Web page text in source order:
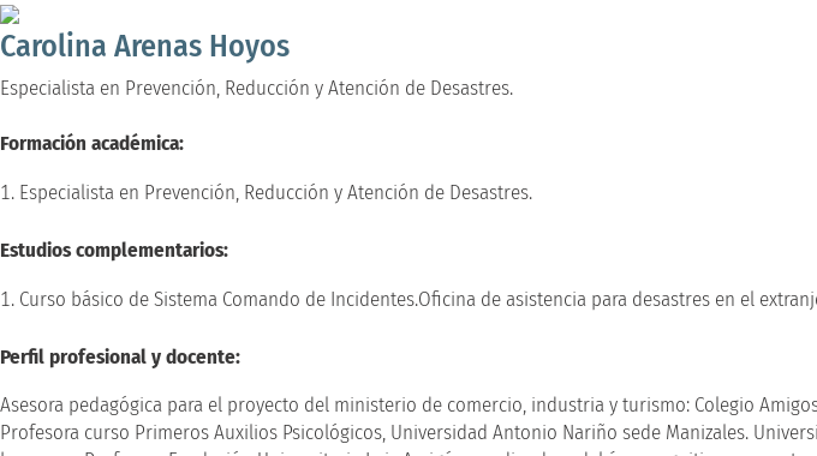
Carolina Arenas Hoyos
Especialista en Prevención, Reducción y Atención de Desastres.
Formación académica:
Especialista en Prevención, Reducción y Atención de Desastres.
Estudios complementarios:
Curso básico de Sistema Comando de Incidentes.Oficina de asistencia para desastres en el
Perfil profesional y docente:
Asesora pedagógica para el proyecto del ministerio de comercio, industria y turismo: Colegio
Profesora curso Primeros Auxilios Psicológicos, Universidad Antonio Nariño sede Manizales.